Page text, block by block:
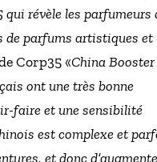
révèle les parfumeurs
de parfums artistiques et
Corp35 «China
ont une très bonne
faire et une sensibilité
est complexe et
et donc